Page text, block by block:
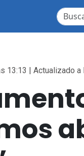
13:13 | Actualizado a